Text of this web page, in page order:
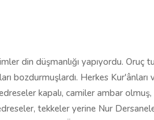
din düşmanlığı yapıyordu. Oruç
bozdurmuşlardı. Herkes Kur'ânları
kapalı, camiler ambar
tekkeler yerine Nur